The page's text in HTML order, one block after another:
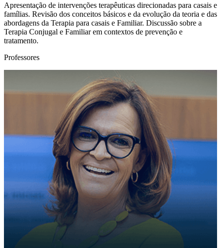
Apresentação de intervenções terapêuticas direcionadas para casais e
famílias. Revisão dos conceitos básicos e da evolução da teoria e das
abordagens da Terapia para casais e Familiar. Discussão sobre a
Terapia Conjugal e Familiar em contextos de prevenção e
tratamento.
Professores